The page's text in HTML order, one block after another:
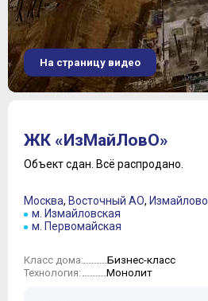
На страницу видео
ЖК «ИзМайЛовО»
Объект сдан. Всё распродано.
Москва, Восточный АО, Измайлово
м. Измайловская
м. Первомайская
Класс дома: Бизнес-класс
Технология: Монолит